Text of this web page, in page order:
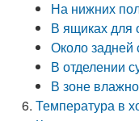
На нижних
В ящиках для
Около задней
В отделении
В зоне
Температура в